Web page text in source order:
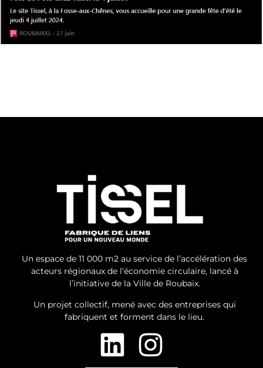
Un espace de 11 000 m2 au service de l’accélération des
acteurs régionaux de l’économie circulaire, lancé à
l’initiative de la Ville de Roubaix.
Un projet collectif, mené avec des entreprises qui
fabriquent et forment dans le lieu.